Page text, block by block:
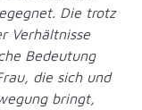
Die trotz
Verhältnisse
Bedeutung
die sich und
bringt,